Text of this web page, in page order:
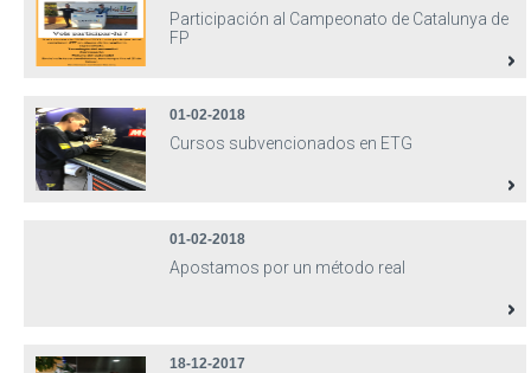
Participación al Campeonato de Catalunya de
FP
01-02-2018
Cursos subvencionados en ETG
01-02-2018
Apostamos por un método real
18-12-2017